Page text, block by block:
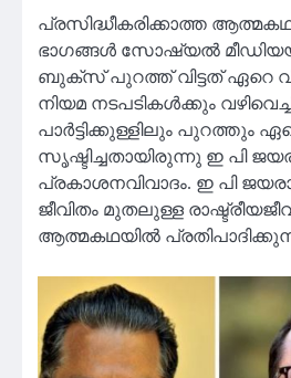
പ്രസിദ്ധീകരിക്കാത്ത
ഭാഗങ്ങള്‍ സോഷ്യല്‍
ബുക്‌സ് പുറത്ത് വിട്ടത് ഏറെ
നിയമ നടപടികള്‍ക്കും
പാര്‍ട്ടിക്കുള്ളിലും പുറത്തും
സൃഷ്ടിച്ചതായിരുന്നു ഇ പി
പ്രകാശനവിവാദം. ഇ പി
ജീവിതം മുതലുള്ള
ആത്മകഥയില്‍